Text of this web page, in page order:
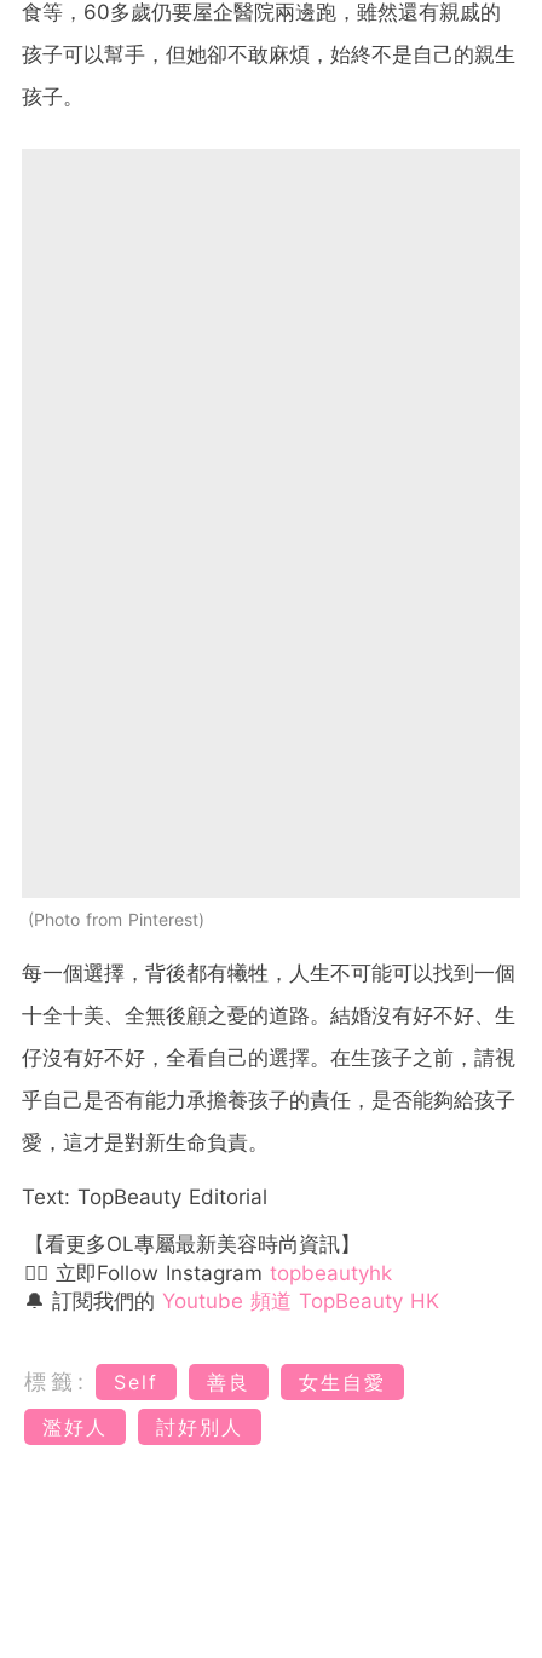
食等，60多歲仍要屋企醫院兩邊跑，雖然還有親戚的
孩子可以幫手，但她卻不敢麻煩，始終不是自己的親生
孩子。
Photo from Pinterest
每一個選擇，背後都有犧牲，人生不可能可以找到一個
十全十美、全無後顧之憂的道路。結婚沒有好不好、生
仔沒有好不好，全看自己的選擇。在生孩子之前，請視
乎自己是否有能力承擔養孩子的責任，是否能夠給孩子
愛，這才是對新生命負責。
Text: TopBeauty Editorial
【看更多OL專屬最新美容時尚資訊】
👉🏻 立即Follow Instagram topbeautyhk
🔔 訂閱我們的 Youtube 頻道 TopBeauty HK
標籤: Self 善良
女生自愛
濫好人
討好別人